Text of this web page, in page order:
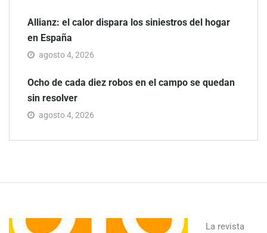
Allianz: el calor dispara los siniestros del hogar
en España
agosto 4, 2026
Ocho de cada diez robos en el campo se quedan
sin resolver
agosto 4, 2026
La revista